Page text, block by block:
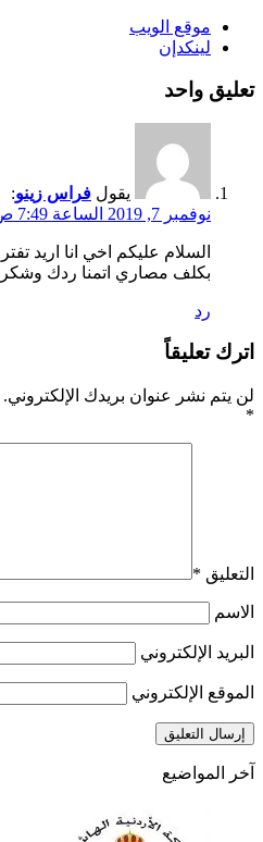
موقع الويب
لينكدإن
تعليق واحد
يقول فراس زينو:
نوفمبر 7, 2019 الساعة 7:49 ص
السلام عليكم اخي انا اريد
بكلف مصاري اتمنا ردك
رد
اترك تعليقاً
لن يتم نشر عنوان بريدك الإلكتروني.
*
التعليق *
الاسم
البريد الإلكتروني
الموقع الإلكتروني
آخر المواضيع